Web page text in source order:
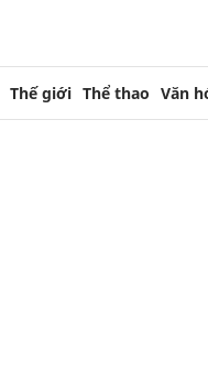
Thế giới Thể thao Văn